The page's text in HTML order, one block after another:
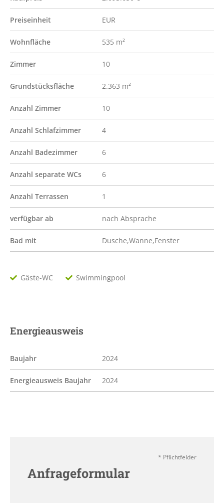
Preiseinheit EUR
Wohnfläche 535 m²
Zimmer 10
Grundstücksfläche 2.363 m²
Anzahl Zimmer 10
Anzahl Schlafzimmer 4
Anzahl Badezimmer 6
Anzahl separate WCs 6
Anzahl Terrassen 1
verfügbar ab nach Absprache
Bad mit Dusche,Wanne,Fenster
Gäste-WC Swimmingpool
Energieausweis
Baujahr 2024
Energieausweis Baujahr 2024
Anfrageformular
* Pflichtfelder